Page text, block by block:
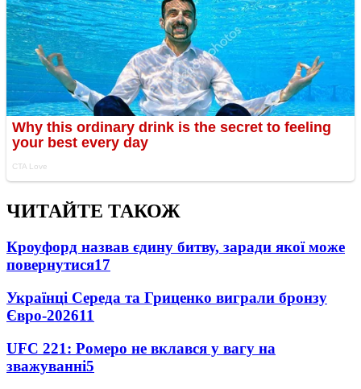
ЧИТАЙТЕ ТАКОЖ
Кроуфорд назвав єдину битву, заради якої може
повернутися17
Українці Середа та Гриценко виграли бронзу
Євро-202611
UFC 221: Ромеро не вклався у вагу на
зважуванні5